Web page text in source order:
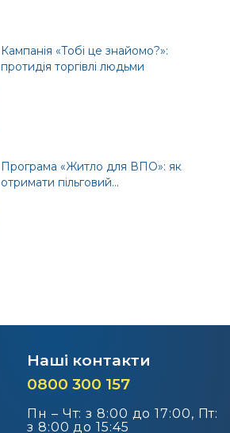
Кампанія «Тобі це знайомо?»:
протидія торгівлі людьми
Програма «Житло для ВПО»: як
отримати пільговий...
Наші контакти
0800 300 157
Пн – Чт: з 8:00 до 17:00, Пт:
з 8:00 до 15:45